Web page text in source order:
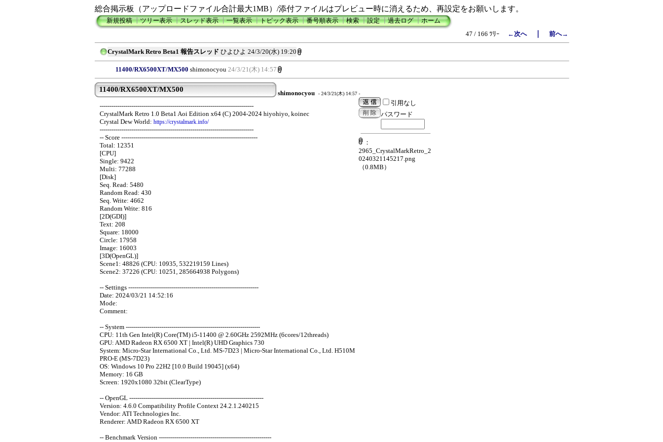
総合掲示板（アップロードファイル合計最大1MB）/添付ファイルはプレビュー時に消えるため、再設定をお願いします。
新規投稿┃ツリー表示┃スレッド表示┃一覧表示┃トピック表示┃番号順表示┃検索┃設定┃過去ログ┃ホーム
47 / 166 ﾂﾘｰ
←次へ｜ 前へ→
CrystalMark Retro Beta1 報告スレッド ひよひよ 24/3/20(水) 19:20
11400/RX6500XT/MX500 shimonocyou 24/3/21(木) 14:57
11400/RX6500XT/MX500 shimonocyou - 24/3/21(木) 14:57 -
------------------------------------------------------------------------------
CrystalMark Retro 1.0 Beta1 Aoi Edition x64 (C) 2004-2024 hiyohiyo, koinec
Crystal Dew World: https://crystalmark.info/
------------------------------------------------------------------------------
-- Score ---------------------------------------------------------------------
Total: 12351
[CPU]
Single: 9422
Multi: 77288
[Disk]
Seq. Read: 5480
Random Read: 430
Seq. Write: 4662
Random Write: 816
[2D(GDI)]
Text: 208
Square: 18000
Circle: 17958
Image: 16003
[3D(OpenGL)]
Scene1: 48826 (CPU: 10935, 532219159 Lines)
Scene2: 37226 (CPU: 10251, 285664938 Polygons)
-- Settings ------------------------------------------------------------------
Date: 2024/03/21 14:52:16
Mode:
Comment:
-- System --------------------------------------------------------------------
CPU: 11th Gen Intel(R) Core(TM) i5-11400 @ 2.60GHz 2592MHz (6cores/12threads)
GPU: AMD Radeon RX 6500 XT | Intel(R) UHD Graphics 730
System: Micro-Star International Co., Ltd. MS-7D23 | Micro-Star International Co., Ltd. H510M
PRO-E (MS-7D23)
OS: Windows 10 Pro 22H2 [10.0 Build 19045] (x64)
Memory: 16 GB
Screen: 1920x1080 32bit (ClearType)
-- OpenGL --------------------------------------------------------------------
Version: 4.6.0 Compatibility Profile Context 24.2.1.240215
Vendor: ATI Technologies Inc.
Renderer: AMD Radeon RX 6500 XT
-- Benchmark Version ---------------------------------------------------------
引用なし
パスワード
：
2965_CrystalMarkRetro_2
0240321145217.png
（0.8MB）